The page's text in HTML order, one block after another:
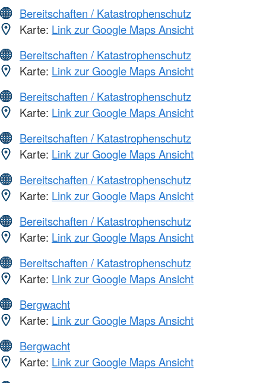
Bereitschaften / Katastrophenschutz
Karte: Link zur Google Maps Ansicht
Bereitschaften / Katastrophenschutz
Karte: Link zur Google Maps Ansicht
Bereitschaften / Katastrophenschutz
Karte: Link zur Google Maps Ansicht
Bereitschaften / Katastrophenschutz
Karte: Link zur Google Maps Ansicht
Bereitschaften / Katastrophenschutz
Karte: Link zur Google Maps Ansicht
Bereitschaften / Katastrophenschutz
Karte: Link zur Google Maps Ansicht
Bereitschaften / Katastrophenschutz
Karte: Link zur Google Maps Ansicht
Bergwacht
Karte: Link zur Google Maps Ansicht
Bergwacht
Karte: Link zur Google Maps Ansicht